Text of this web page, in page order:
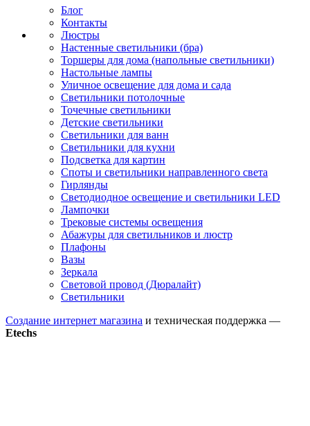
Блог
Контакты
Люстры
Настенные светильники (бра)
Торшеры для дома (напольные светильники)
Настольные лампы
Уличное освещение для дома и сада
Светильники потолочные
Точечные светильники
Детские светильники
Светильники для ванн
Светильники для кухни
Подсветка для картин
Споты и светильники направленного света
Гирлянды
Светодиодное освещение и светильники LED
Лампочки
Трековые системы освещения
Абажуры для светильников и люстр
Плафоны
Вазы
Зеркала
Световой провод (Дюралайт)
Светильники
Создание интернет магазина и техническая поддержка —
Etechs